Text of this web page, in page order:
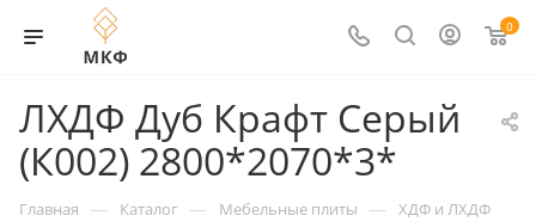
0
ЛХДФ Дуб Крафт Серый
(К002) 2800*2070*3*
Главная — Каталог — Мебельные плиты — ХДФ и ЛХДФ